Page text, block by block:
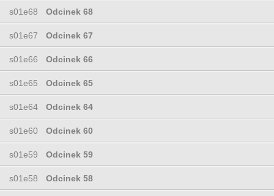
s01e68 Odcinek 68
s01e67 Odcinek 67
s01e66 Odcinek 66
s01e65 Odcinek 65
s01e64 Odcinek 64
s01e60 Odcinek 60
s01e59 Odcinek 59
s01e58 Odcinek 58